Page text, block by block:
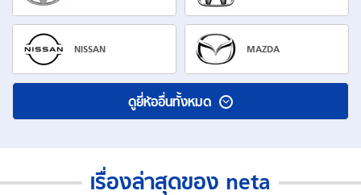
NISSAN MAZDA
ดูยี่ห้ออื่นทั้งหมด
เรื่องล่าสุดของ neta